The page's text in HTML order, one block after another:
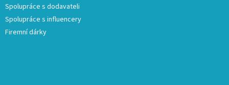
Spolupráce s dodavateli
Spolupráce s influencery
Firemní dárky